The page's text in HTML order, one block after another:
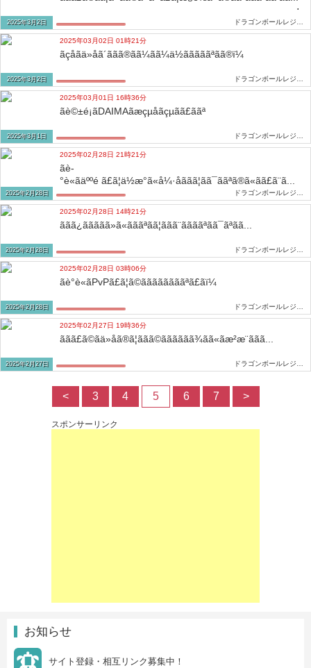
2025年3月2日
2025年3月2日
2025年03月02日 01時21分
ãçåãä»åã´ããã®ãã¼ãã¼ä½ãããããªãã®ï¼
2025年3月1日
2025年03月01日 16時36分
ãè©±é¡ãDAIMAãæçµåãçµãã£ããª
2025年2月28日
2025年02月28日 21時21分
ãè­
°è«ãäººé ã£ã¦ä½æ°ã«å¼·åããã¦ãã¯ããªã®ã«ãã£ã¨ã...
2025年2月28日
2025年02月28日 14時21分
ããã¿ããããã»ã«ãããªãã¦ããã¨ããããªãã¯ãªãã...
2025年2月28日
2025年02月28日 03時06分
ãè­°è«ãPvPã£ã¦ã©ããããããããªã£ãï¼
2025年2月27日
2025年02月27日 19時36分
ãã­ã£ã©ãä»åã®ã¦ããã©ãããããã¾ãã«ãæ²æ¨ããã...
< 3 4 5 6 7 >
スポンサーリンク
お知らせ
サイト登録・相互リンク募集中！